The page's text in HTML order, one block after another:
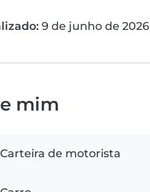
9 de junho de 2026
mim
Carteira de motorista